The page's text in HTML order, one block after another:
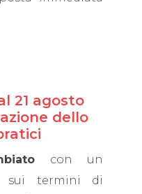
21 agosto
dello
con un
termini di